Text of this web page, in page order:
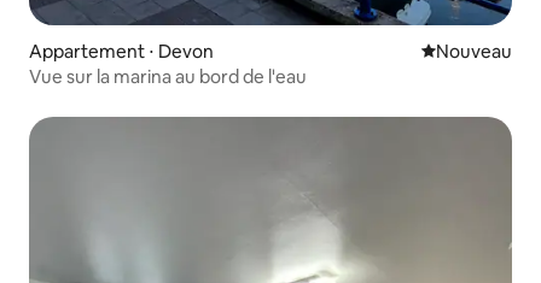
Appartement ⋅ Devon Nouvel
Nouveau
Vue sur la marina au bord de l'eau